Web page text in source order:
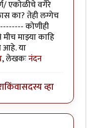
एकोळीचे वगैरे
का? तेही लग्गेच
कोणीही
माझ्या काहि
आहे. या
, लेखकःनंदन
किंवासदस्य व्हा